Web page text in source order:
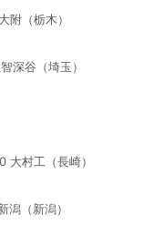
（栃木）
深谷（埼玉）
村工（長崎）
（新潟）